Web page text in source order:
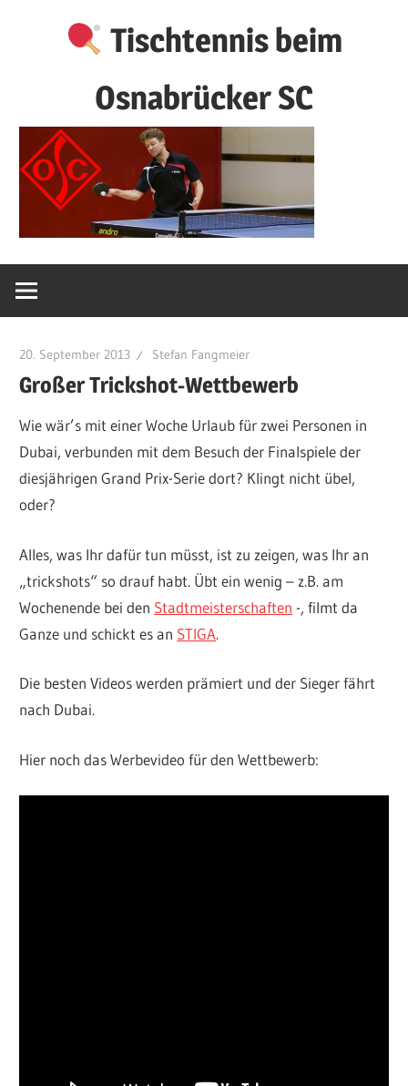
Tischtennis beim
Osnabrücker SC
20. September 2013 Stefan Fangmeier
Großer Trickshot-Wettbewerb
Wie wär’s mit einer Woche Urlaub für zwei Personen in
Dubai, verbunden mit dem Besuch der Finalspiele der
diesjährigen Grand Prix-Serie dort? Klingt nicht übel,
oder?
Alles, was Ihr dafür tun müsst, ist zu zeigen, was Ihr an
„trickshots“ so drauf habt. Übt ein wenig – z.B. am
Wochenende bei den Stadtmeisterschaften -, filmt da
Ganze und schickt es an STIGA.
Die besten Videos werden prämiert und der Sieger fährt
nach Dubai.
Hier noch das Werbevideo für den Wettbewerb: